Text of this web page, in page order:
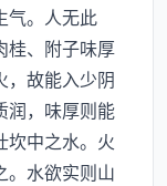
气。人无此
桂、附子味厚
，故能入少阴
润，味厚则能
坎中之水。火
。水欲实则山